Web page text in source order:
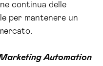
continua delle
per mantenere un
Automation